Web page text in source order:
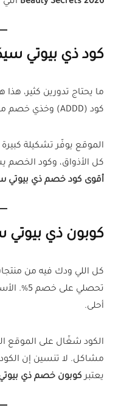
كود ذي بيوتي
ما يحتاج تدورين كثير،
كود (ADDD) وخذي خصم مضمون على كل مشترياتك.
الموقع يوفّر تشكيلة
كل الأذواق، وكود الخصم
أقوى كود خصم ذي بيوتي
كوبون ذي بيوتي
تحصلي
أحلى.
الكود شغّال على الموقع
مشاكل. لا تنسين إن
يعتبركوبون خصم ذي